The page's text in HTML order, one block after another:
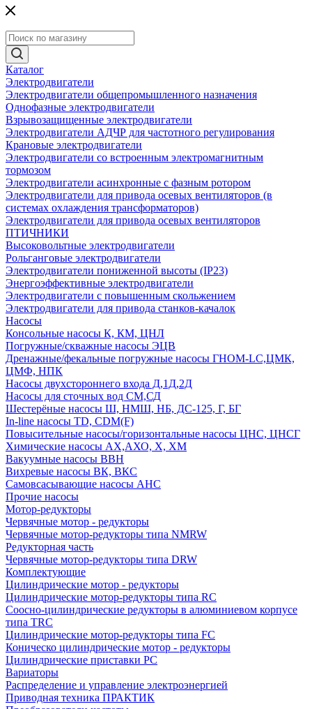
Каталог
Электродвигатели
Электродвигатели общепромышленного назначения
Однофазные электродвигатели
Взрывозащищенные электродвигатели
Электродвигатели АДЧР для частотного регулирования
Крановые электродвигатели
Электродвигатели со встроенным электромагнитным
тормозом
Электродвигатели асинхронные с фазным ротором
Электродвигатели для привода осевых вентиляторов (в
системах охлаждения трансформаторов)
Электродвигатели для привода осевых вентиляторов
ПТИЧНИКИ
Высоковольтные электродвигатели
Рольганговые электродвигатели
Электродвигатели пониженной высоты (IP23)
Энергоэффективные электродвигатели
Электродвигатели с повышенным скольжением
Электродвигатели для привода станков-качалок
Насосы
Консольные насосы К, КМ, ЦНЛ
Погружные/скважные насосы ЭЦВ
Дренажные/фекальные погружные насосы ГНОМ-LC,ЦМК,
ЦМФ, НПК
Насосы двухстороннего входа Д,1Д,2Д
Насосы для сточных вод СМ,СД
Шестерёные насосы Ш, НМШ, НБ, ДС-125, Г, БГ
In-line насосы TD, CDM(F)
Повысительные насосы/горизонтальные насосы ЦНС, ЦНСГ
Химические насосы АХ,АХО, Х, ХМ
Вакуумные насосы ВВН
Вихревые насосы ВК, ВКС
Самовсасывающие насосы АНС
Прочие насосы
Мотор-редукторы
Червячные мотор - редукторы
Червячные мотор-редукторы типа NMRW
Редукторная часть
Червячные мотор-редукторы типа DRW
Комплектующие
Цилиндрические мотор - редукторы
Цилиндрические мотор-редукторы типа RC
Соосно-цилиндрические редукторы в алюминиевом корпусе
типа TRC
Цилиндрические мотор-редукторы типа FC
Коническо цилиндрические мотор - редукторы
Цилиндрические приставки PC
Вариаторы
Распределение и управление электроэнергией
Приводная техника ПРАКТИК